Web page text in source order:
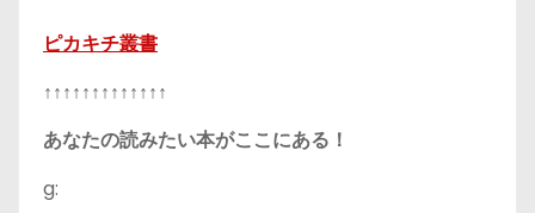
ピカキチ叢書
↑↑↑↑↑↑↑↑↑↑↑↑↑
あなたの読みたい本がここにある！
g: